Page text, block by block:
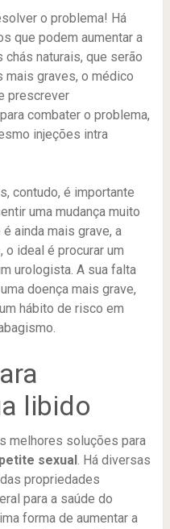
o problema! Há
que podem aumentar a
naturais, que serão
graves, o médico
prescrever
combater o problema,
injeções intra
contudo, é importante
uma mudança muito
ainda mais grave, a
ideal é procurar um
urologista. A sua falta
doença mais grave,
hábito de risco em
libido
melhores soluções para
sexual. Há diversas
propriedades
para a saúde do
forma de aumentar a